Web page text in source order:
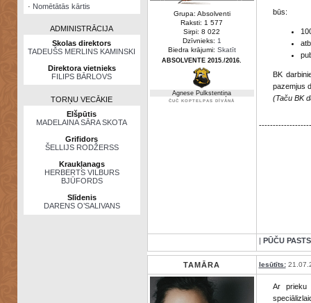
· Nomētātās kārtis
ADMINISTRĀCIJA
Skolas direktors
TADEUŠS MERLINS KAMINSKI
Direktora vietnieks
FILIPS BĀRLOVS
TORŅU VECĀKIE
Elšpūtis
MADELAINA SĀRA SKOTA
Grifidors
ŠELLIJS RODŽERSS
Kraukļanags
HERBERTS VILBURS
BJŪFORDS
Slīdenis
DARENS O’SALIVANS
Grupa: Absolventi
Raksti: 1 577
Sirpi: 8 022
Dzīvnieks: 1
Biedra krājumi: Skatīt
ABSOLVENTE 2015./2016.
Agnese Pulkstentiņa
ČUČ KOPTELPAS DĪVĀNĀ
būs:
BK
pazemjus
(Taču BK
| PŪČU PASTS
TAMĀRA Iesūtīts:
Ar prieku